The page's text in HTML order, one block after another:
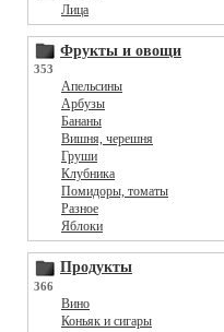
Лица
Фрукты и овощи
353
Апельсины
Арбузы
Бананы
Вишня, черешня
Груши
Клубника
Помидоры, томаты
Разное
Яблоки
Продукты
366
Вино
Коньяк и сигары